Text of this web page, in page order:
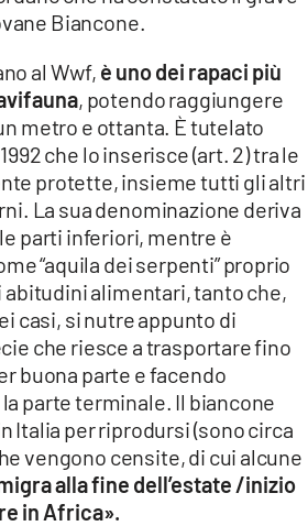
Biancone.
al Wwf, è uno dei rapaci più
, potendo raggiungere
metro e ottanta. È tutelato
che lo inserisce (art. 2) tra le
protette, insieme tutti gli altri
La sua denominazione deriva
parti inferiori, mentre è
“aquila dei serpenti” proprio
abitudini alimentari, tanto che,
casi, si nutre appunto di
che riesce a trasportare fino
buona parte e facendo
parte terminale. Il biancone
Italia per riprodursi (sono circa
vengono censite, di cui alcune
alla fine dell’estate /inizio
in Africa».